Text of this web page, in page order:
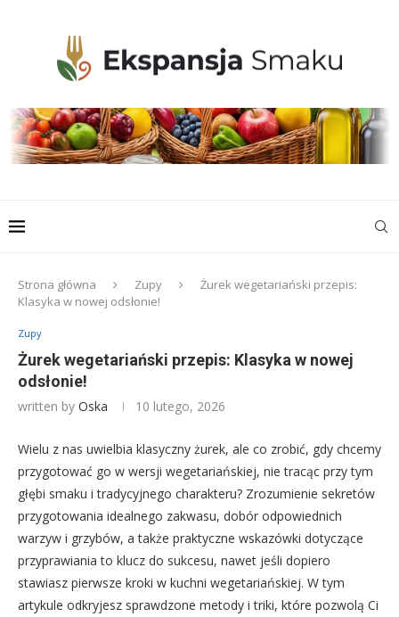
Strona główna Zupy
Żurek wegetariański przepis:
Klasyka w nowej odsłonie!
Zupy
Żurek wegetariański przepis: Klasyka w nowej
odsłonie!
written by Oska 10 lutego, 2026
Wielu z nas uwielbia klasyczny żurek, ale co zrobić, gdy chcemy
przygotować go w wersji wegetariańskiej, nie tracąc przy tym
głębi smaku i tradycyjnego charakteru? Zrozumienie sekretów
przygotowania idealnego zakwasu, dobór odpowiednich
warzyw i grzybów, a także praktyczne wskazówki dotyczące
przyprawiania to klucz do sukcesu, nawet jeśli dopiero
stawiasz pierwsze kroki w kuchni wegetariańskiej. W tym
artykule odkryjesz sprawdzone metody i triki, które pozwolą Ci